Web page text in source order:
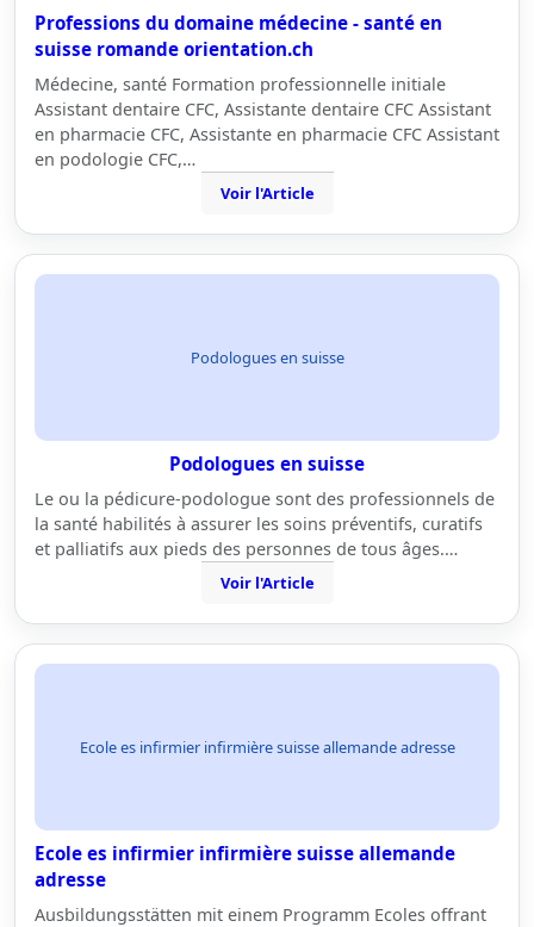
Professions du domaine médecine - santé en
suisse romande orientation.ch
Médecine, santé Formation professionnelle initiale
Assistant dentaire CFC, Assistante dentaire CFC Assistant
en pharmacie CFC, Assistante en pharmacie CFC Assistant
en podologie CFC,…
Voir l'Article
Podologues en suisse
Podologues en suisse
Le ou la pédicure-podologue sont des professionnels de
la santé habilités à assurer les soins préventifs, curatifs
et palliatifs aux pieds des personnes de tous âges.…
Voir l'Article
Ecole es infirmier infirmière suisse allemande adresse
Ecole es infirmier infirmière suisse allemande
adresse
Ausbildungsstätten mit einem Programm Ecoles offrant